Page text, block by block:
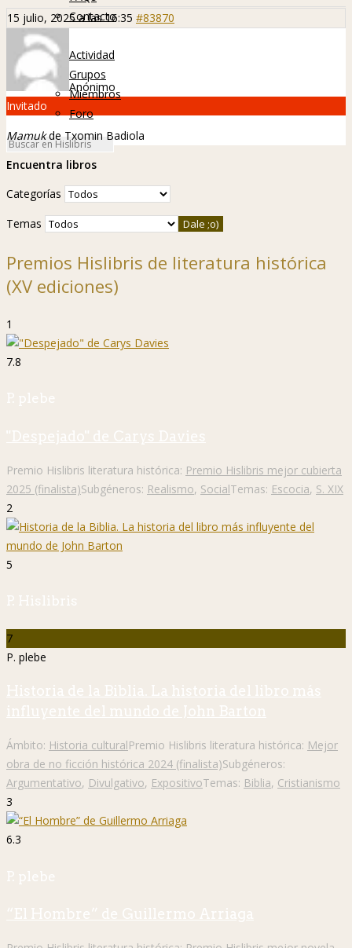
Contacto
Hislibreños
Actividad
Grupos
Miembros
Foro
15 julio, 2025 a las 16:35 #83870
Anónimo
Invitado
Mamukde Txomin Badiola
Encuentra libros
Categorías
Temas
Premios Hislibris de literatura histórica
(XV ediciones)
1
7.8
P. plebe
"Despejado" de Carys Davies
Premio Hislibris literatura histórica: Premio Hislibris mejor cubierta
2025 (finalista)Subgéneros: Realismo, SocialTemas: Escocia, S. XIX
2
5
P. Hislibris
7
P. plebe
Historia de la Biblia. La historia del libro más
influyente del mundo de John Barton
Ámbito: Historia culturalPremio Hislibris literatura histórica: Mejor
obra de no ficción histórica 2024 (finalista)Subgéneros:
Argumentativo, Divulgativo, ExpositivoTemas: Biblia, Cristianismo
3
6.3
P. plebe
“El Hombre” de Guillermo Arriaga